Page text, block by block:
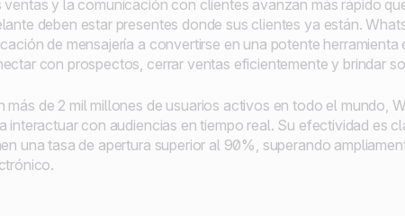
ventas y la comunicación con clientes avanzan más rápido
deben estar presentes donde sus clientes ya están.
de mensajería a convertirse en una potente
con prospectos, cerrar ventas eficientemente y brindar
más de 2 mil millones de usuarios activos en todo el mundo,
interactuar con audiencias en tiempo real. Su efectividad es
una tasa de apertura superior al 90%, superando